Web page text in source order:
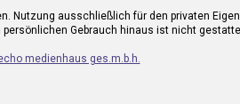
Nutzung ausschließlich für den privaten
persönlichen Gebrauch hinaus ist nicht
medienhaus ges.m.b.h.